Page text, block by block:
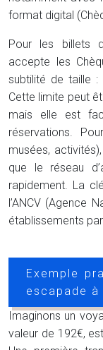
format digital
Pour les billets
accepte les
subtilité de taille :
Cette limite peut
mais elle est
réservations.
musées,
que le réseau
rapidement. La
l’ANCV (Agence
établissements
Exemple
escapade à
Imaginons un
valeur de 192€,